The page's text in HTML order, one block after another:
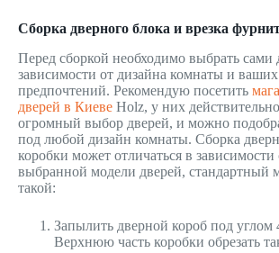
Сборка дверного блока и врезка
Перед сборкой необходимо выбрать сами
зависимости от дизайна комнаты и ваших
предпочтений. Рекомендую посетить
дверей в Киеве Holz, у них действительно
огромный выбор дверей, и можно
под любой дизайн комнаты. Сборка
коробки может отличаться в зависимости
выбранной модели дверей, стандартный
такой:
Запылить дверной короб под углом
Верхнюю часть коробки обрезать